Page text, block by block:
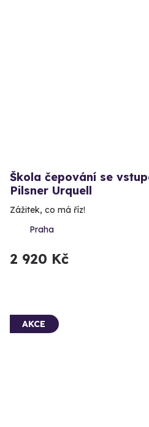
Škola čepování se
Pilsner Urquell
Zážitek, co má říz!
Praha
2 920 Kč
AKCE